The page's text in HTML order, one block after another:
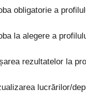
obligatorie a
la alegere a
rezultatelor la
lucrărilor/